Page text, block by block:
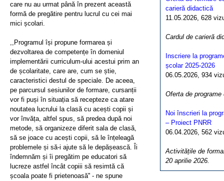
carieră didactică
11.05.2026, 628
Cardul de carieră
Inscriere la
școlar 2025-2026
06.05.2026, 934
Oferta de programe
Noi înscrieri la
– Proiect PNRR
06.04.2026, 562
Activitățile de
20 aprilie 2026.
care nu au urmat până în prezent această
formă de pregătire pentru lucrul cu cei mai
mici școlari.
,,Programul își propune formarea și
dezvoltarea de competențe în domeniul
implementării curriculum-ului acestui prim an
de școlaritate, care are, cum se știe,
caracteristici destul de speciale. De aceea,
pe parcursul sesiunilor de formare, cursanții
vor fi puși în situația să recepteze ca atare
noutatea lucrului la clasă cu acești copii și
vor învăța, altfel spus, să predea după noi
metode, să organizeze diferit sala de clasă,
să se joace cu acești copii, să le înțeleagă
problemele și să-i ajute să le depășească. Îi
îndemnăm și îi pregătim pe educatori să
lucreze astfel încât copiii să resimtă că
școala poate fi prietenoasă'' - ne spune